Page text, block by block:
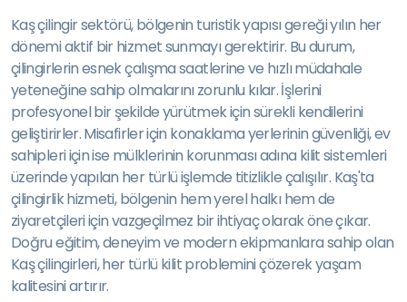
Kaş çilingir sektörü, bölgenin turistik yapısı gereği yılın her
dönemi aktif bir hizmet sunmayı gerektirir. Bu durum,
çilingirlerin esnek çalışma saatlerine ve hızlı müdahale
yeteneğine sahip olmalarını zorunlu kılar. İşlerini
profesyonel bir şekilde yürütmek için sürekli kendilerini
geliştirirler. Misafirler için konaklama yerlerinin güvenliği, ev
sahipleri için ise mülklerinin korunması adına kilit sistemleri
üzerinde yapılan her türlü işlemde titizlikle çalışılır. Kaş'ta
çilingirlik hizmeti, bölgenin hem yerel halkı hem de
ziyaretçileri için vazgeçilmez bir ihtiyaç olarak öne çıkar.
Doğru eğitim, deneyim ve modern ekipmanlara sahip olan
Kaş çilingirleri, her türlü kilit problemini çözerek yaşam
kalitesini artırır.